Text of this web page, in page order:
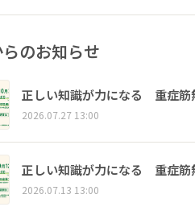
のお知らせ
正しい知識が力になる 重症筋
2026.07.27 13:00
正しい知識が力になる 重症筋
2026.07.13 13:00